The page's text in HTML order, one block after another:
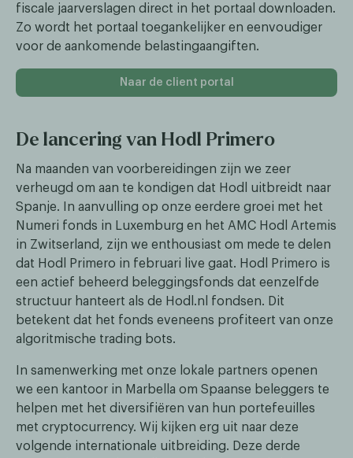
fiscale jaarverslagen direct in het portaal downloaden.
Zo wordt het portaal toegankelijker en eenvoudiger
voor de aankomende belastingaangiften.
Naar de client portal
De lancering van Hodl Primero
Na maanden van voorbereidingen zijn we zeer
verheugd om aan te kondigen dat Hodl uitbreidt naar
Spanje. In aanvulling op onze eerdere groei met het
Numeri fonds in Luxemburg en het AMC Hodl Artemis
in Zwitserland, zijn we enthousiast om mede te delen
dat Hodl Primero in februari live gaat. Hodl Primero is
een actief beheerd beleggingsfonds dat eenzelfde
structuur hanteert als de Hodl.nl fondsen. Dit
betekent dat het fonds eveneens profiteert van onze
algoritmische trading bots.
In samenwerking met onze lokale partners openen
we een kantoor in Marbella om Spaanse beleggers te
helpen met het diversifiëren van hun portefeuilles
met cryptocurrency. Wij kijken erg uit naar deze
volgende internationale uitbreiding. Deze derde